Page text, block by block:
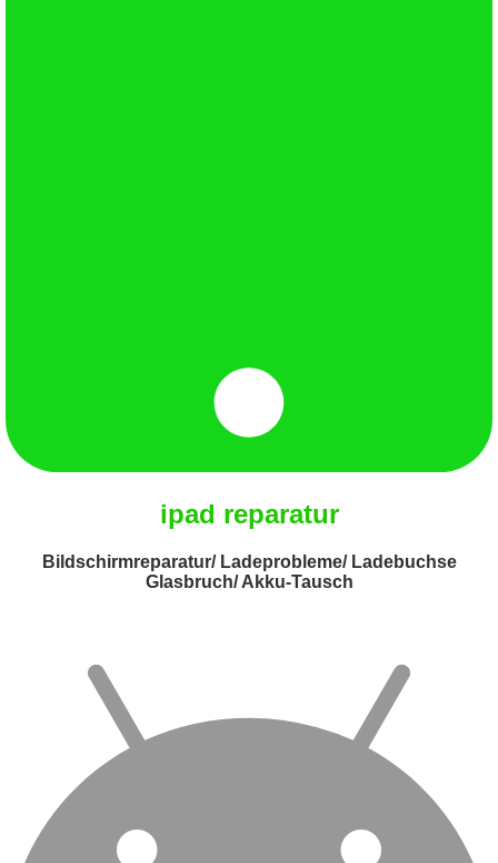
ipad reparatur
Bildschirmreparatur/ Ladeprobleme/ Ladebuchse
Glasbruch/ Akku-Tausch